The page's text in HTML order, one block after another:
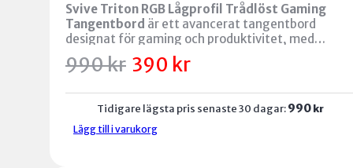
Svive Triton RGB Lågprofil Trådlöst Gaming
Tangentbord är ett avancerat tangentbord
designat för gaming och produktivitet, med
lågprofilknappar för en snabb och responsiv
skrivupplevelse. Det trådlösa formatet ger mer
utseende, medan RGB-belysningen ger ett fullt
anpassningsbart ljusshow för att matcha din
gamingsetup.
Produktbeskrivning:
Modell: Svive Triton RGB Lågprofil Trådlöst
Gaming Tangentbord
Typ:Trådlöst gaming-tangentbord med
990kr Det
ursprungliga
var:
990 kr.
390 kr
är:
390 kr.
Tidigare lägsta pris senaste 30 dagar:990kr
Lägg till i varukorg